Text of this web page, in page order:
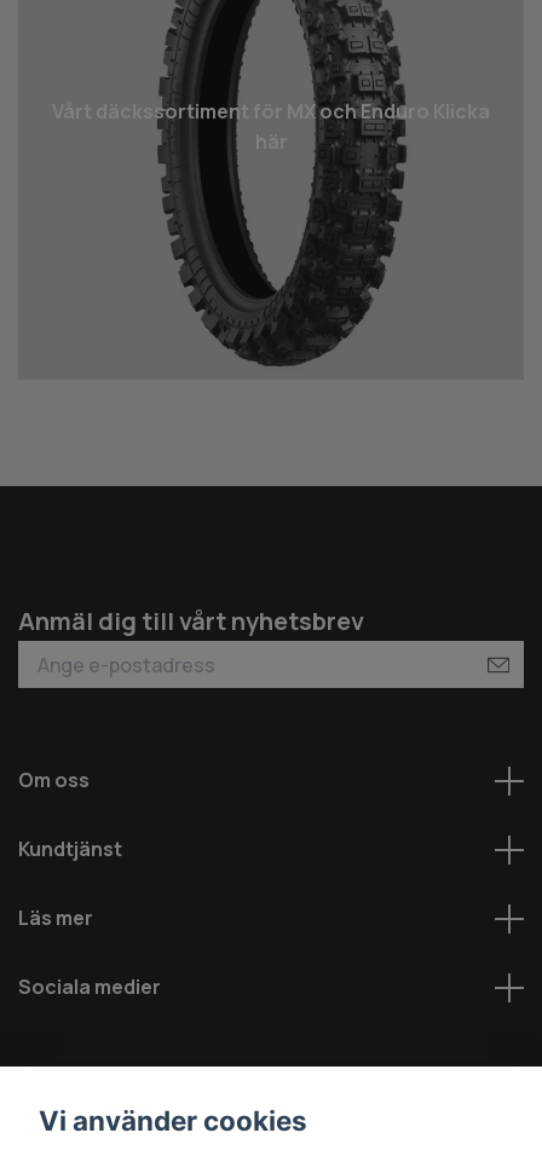
Vårt däcks­sortiment för MX och Enduro Klicka
Anmäl dig till vårt nyhetsbrev
Om oss
Kundtjänst
Läs mer
Sociala medier
Vi använder cookies